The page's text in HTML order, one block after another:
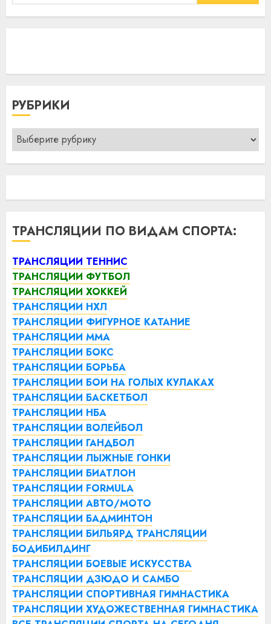
РУБРИКИ
Рубрики
ТРАНСЛЯЦИИ ПО ВИДАМ СПОРТА:
ТРАНСЛЯЦИИ ТЕННИС
ТРАНСЛЯЦИИ ФУТБОЛ
ТРАНСЛЯЦИИ ХОККЕЙ
ТРАНСЛЯЦИИ НХЛ
ТРАНСЛЯЦИИ ФИГУРНОЕ КАТАНИЕ
ТРАНСЛЯЦИИ ММА
ТРАНСЛЯЦИИ БОКС
ТРАНСЛЯЦИИ БОРЬБА
ТРАНСЛЯЦИИ БОИ НА ГОЛЫХ КУЛАКАХ
ТРАНСЛЯЦИИ БАСКЕТБОЛ
ТРАНСЛЯЦИИ НБА
ТРАНСЛЯЦИИ ВОЛЕЙБОЛ
ТРАНСЛЯЦИИ ГАНДБОЛ
ТРАНСЛЯЦИИ ЛЫЖНЫЕ ГОНКИ
ТРАНСЛЯЦИИ БИАТЛОН
ТРАНСЛЯЦИИ FORMULA
ТРАНСЛЯЦИИ АВТО/МОТО
ТРАНСЛЯЦИИ БАДМИНТОН
ТРАНСЛЯЦИИ БИЛЬЯРД ТРАНСЛЯЦИИ
БОДИБИЛДИНГ
ТРАНСЛЯЦИИ БОЕВЫЕ ИСКУССТВА
ТРАНСЛЯЦИИ ДЗЮДО И САМБО
ТРАНСЛЯЦИИ СПОРТИВНАЯ ГИМНАСТИКА
ТРАНСЛЯЦИИ ХУДОЖЕСТВЕННАЯ ГИМНАСТИКА